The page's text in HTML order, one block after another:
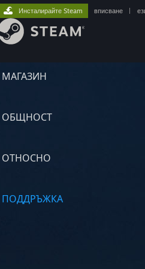
МАГАЗИН
ОБЩНОСТ
ОТНОСНО
ПОДДРЪЖКА
Инсталирайте Steam вписване